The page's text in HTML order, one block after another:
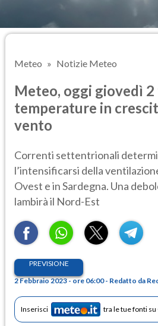
Meteo Notizie Meteo
Meteo, oggi giovedì
temperature in
vento
Correnti settentrionali
l’intensificarsi della
Ovest e in Sardegna. Una
lambirà il Nord-Est
PREVISIONE
2 Febbraio 2023 - ore 06:00 - Redatto da
Inserisci tra le tue fonti su